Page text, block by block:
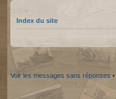
Index du site
Voir les messages sans réponses •